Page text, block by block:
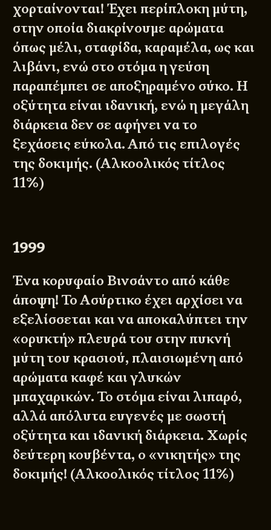
χορταίνονται! Έχει περίπλοκη μύτη,
στην οποία διακρίνουμε αρώματα
όπως μέλι, σταφίδα, καραμέλα, ως και
λιβάνι, ενώ στο στόμα η γεύση
παραπέμπει σε αποξηραμένο σύκο. Η
οξύτητα είναι ιδανική, ενώ η μεγάλη
διάρκεια δεν σε αφήνει να το
ξεχάσεις εύκολα. Από τις επιλογές
της δοκιμής. (Αλκοολικός τίτλος
11%)
1999
Ένα κορυφαίο Βινσάντο από κάθε
άποψη! Το Ασύρτικο έχει αρχίσει να
εξελίσσεται και να αποκαλύπτει την
«ορυκτή» πλευρά του στην πυκνή
μύτη του κρασιού, πλαισιωμένη από
αρώματα καφέ και γλυκών
μπαχαρικών. Το στόμα είναι λιπαρό,
αλλά απόλυτα ευγενές με σωστή
οξύτητα και ιδανική διάρκεια. Χωρίς
δεύτερη κουβέντα, ο «νικητής» της
δοκιμής! (Αλκοολικός τίτλος 11%)